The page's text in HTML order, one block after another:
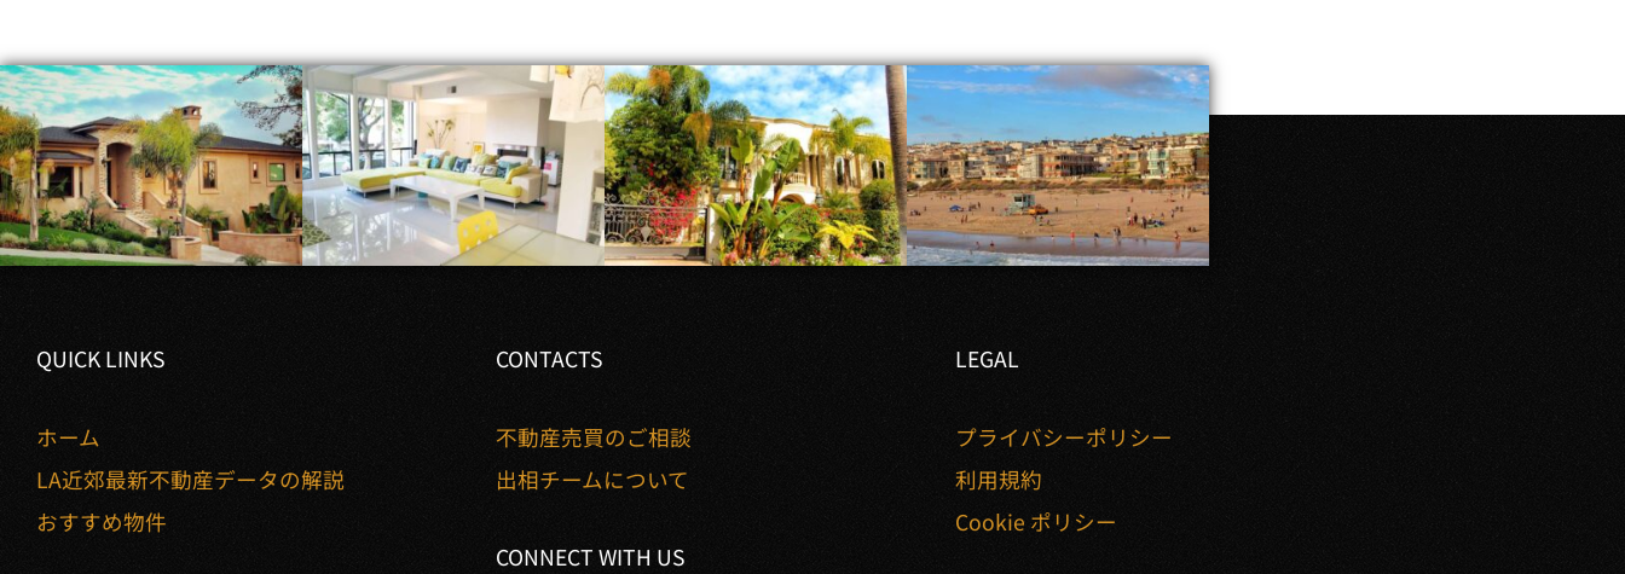
QUICK LINKS
ホーム
LA近郊最新不動産データの解説
おすすめ物件
CONTACTS
不動産売買のご相談
出相チームについて
CONNECT WITH US
LEGAL
プライバシーポリシー
利用規約
Cookie ポリシー